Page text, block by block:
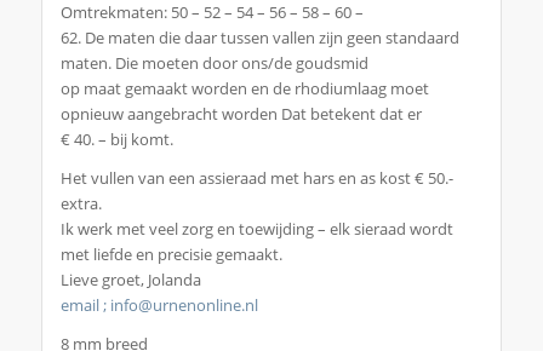
Omtrekmaten: 50 – 52 – 54 – 56 – 58 – 60 –
62. De maten die daar tussen vallen zijn geen standaard
maten. Die moeten door ons/de goudsmid
op maat gemaakt worden en de rhodiumlaag moet
opnieuw aangebracht worden Dat betekent dat er
€ 40. – bij komt.
Het vullen van een assieraad met hars en as kost € 50.-
extra.
Ik werk met veel zorg en toewijding – elk sieraad wordt
met liefde en precisie gemaakt.
Lieve groet, Jolanda
email ; info@urnenonline.nl
8 mm breed